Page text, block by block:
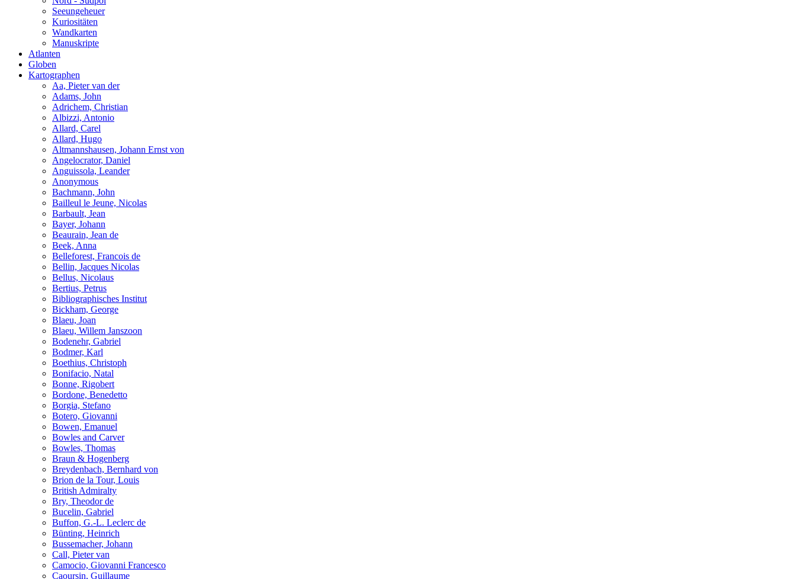
Seeungeheuer
Kuriositäten
Wandkarten
Manuskripte
Atlanten
Globen
Kartographen
Aa, Pieter van der
Adams, John
Adrichem, Christian
Albizzi, Antonio
Allard, Carel
Allard, Hugo
Altmannshausen, Johann Ernst von
Angelocrator, Daniel
Anguissola, Leander
Anonymous
Bachmann, John
Bailleul le Jeune, Nicolas
Barbault, Jean
Bayer, Johann
Beaurain, Jean de
Beek, Anna
Belleforest, Francois de
Bellin, Jacques Nicolas
Bellus, Nicolaus
Bertius, Petrus
Bibliographisches Institut
Bickham, George
Blaeu, Joan
Blaeu, Willem Janszoon
Bodenehr, Gabriel
Bodmer, Karl
Boethius, Christoph
Bonifacio, Natal
Bonne, Rigobert
Bordone, Benedetto
Borgia, Stefano
Botero, Giovanni
Bowen, Emanuel
Bowles and Carver
Bowles, Thomas
Braun & Hogenberg
Breydenbach, Bernhard von
Brion de la Tour, Louis
British Admiralty
Bry, Theodor de
Bucelin, Gabriel
Buffon, G.-L. Leclerc de
Bünting, Heinrich
Bussemacher, Johann
Call, Pieter van
Camocio, Giovanni Francesco
Caoursin, Guillaume